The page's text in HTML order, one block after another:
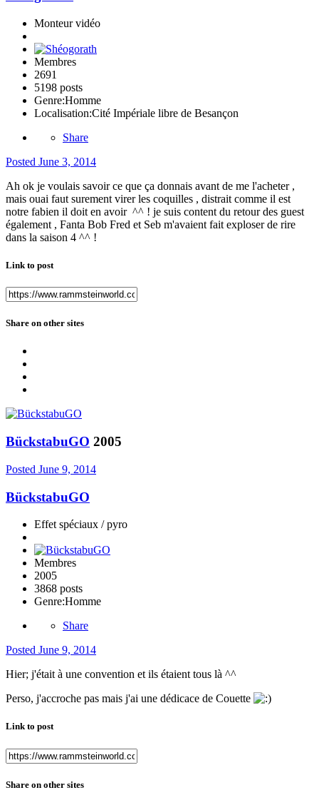
Monteur vidéo
Membres
2691
5198 posts
Genre:Homme
Localisation:Cité Impériale libre de Besançon
Share
Posted June 3, 2014
Ah ok je voulais savoir ce que ça donnais avant de me l'acheter ,
mais ouai faut surement virer les coquilles , distrait comme il est
notre fabien il doit en avoir ^^ ! je suis content du retour des guest
également , Fanta Bob Fred et Seb m'avaient fait exploser de rire
dans la saison 4 ^^ !
Link to post
Share on other sites
BückstabuGO 2005
Posted June 9, 2014
BückstabuGO
Effet spéciaux / pyro
Membres
2005
3868 posts
Genre:Homme
Share
Posted June 9, 2014
Hier; j'était à une convention et ils étaient tous là ^^
Perso, j'accroche pas mais j'ai une dédicace de Couette
Link to post
Share on other sites